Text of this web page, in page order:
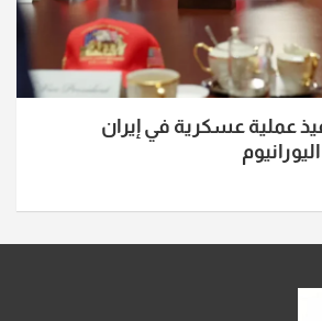
عملية عسكرية في إيران